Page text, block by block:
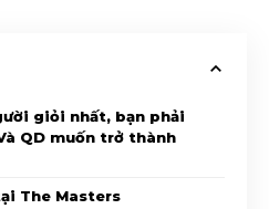
giỏi nhất, bạn phải
QD muốn trở thành
The Masters